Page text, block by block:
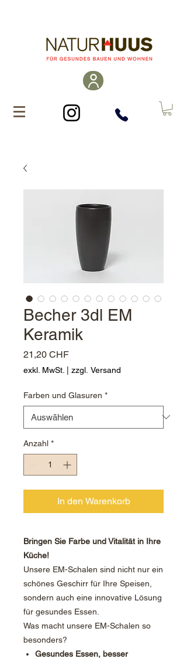
Becher 3dl EM
Keramik
21,20 CHFPreis
exkl. MwSt. | zzgl. Versand
Farben und Glasuren *
Anzahl *
In den Warenkorb
Bringen Sie Farbe und Vitalität in Ihre
Küche!
Unsere EM-Schalen sind nicht nur ein
schönes Geschirr für Ihre Speisen,
sondern auch eine innovative Lösung
für gesundes Essen.
Was macht unsere EM-Schalen so
besonders?
Gesundes Essen, besser